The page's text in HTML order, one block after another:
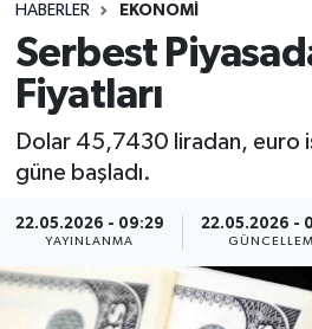
HABERLER EKONOMI
Serbest
Fiyatları
Dolar 45,7430 liradan, euro
güne başladı.
22.05.2026 - 09:29
YAYINLANMA
22.05.2026 -
Yurttan Haberler
Ekonomi
Teknoloji
Sağlık
Rize Trafik Yoğunluk
Süper Lig Puan Durumu ve
Tüm Manşetler
Son Dakika Haberleri
Haber Arşivi